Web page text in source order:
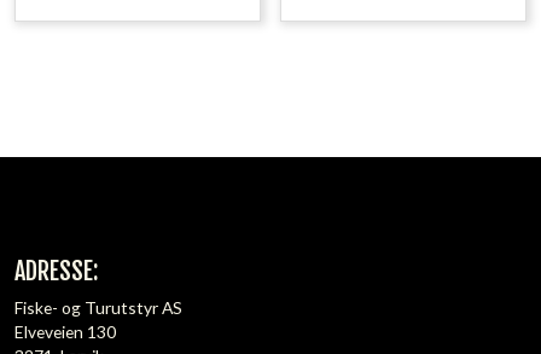
ADRESSE:
Fiske- og Turutstyr AS
Elveveien 130